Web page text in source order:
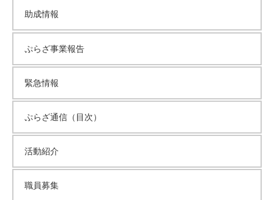
助成情報
ぷらざ事業報告
緊急情報
ぷらざ通信（目次）
活動紹介
職員募集